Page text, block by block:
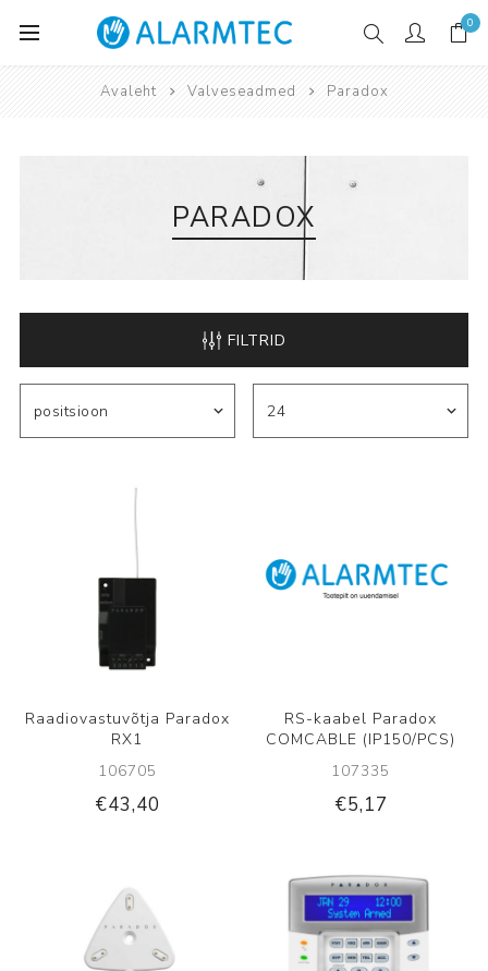
0
Avaleht Valveseadmed Paradox
PARADOX
FILTRID
Raadiovastuvõtja Paradox
RX1
106705
€43,40
RS-kaabel Paradox
COMCABLE (IP150/PCS)
107335
€5,17